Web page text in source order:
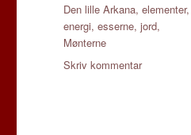
Tags
Den lille Arkana,elementer,
energi,esserne,jord,
Mønterne
Skriv kommentartil